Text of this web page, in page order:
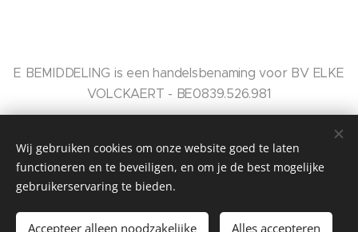
E BEMIDDELING is een handelsbenaming voor BV ELKE
VOLCKAERT - BE0839.526.981
Kerkstraat 108, 9050 Gentbrugge
0487 64 54 06 - volckaert@ebemiddeling.be Cookies
Wij gebruiken cookies om onze website goed te laten
functioneren en te beveiligen, en om je de best mogelijke
gebruikerservaring te bieden.
Accepteer alleen noodzakelijke Alles accepteren